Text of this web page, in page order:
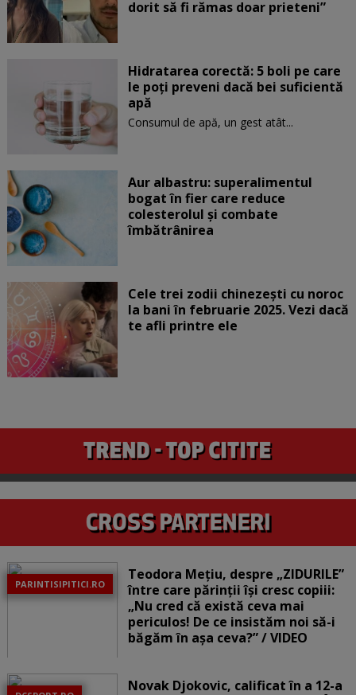
dorit să fi rămas doar prieteni”
Hidratarea corectă: 5 boli pe care
le poți preveni dacă bei suficientă
apă
Consumul de apă, un gest atât...
Aur albastru: superalimentul
bogat în fier care reduce
colesterolul și combate
îmbătrânirea
Cele trei zodii chinezești cu noroc
la bani în februarie 2025. Vezi dacă
te afli printre ele
PARINTISIPITICI.RO
Teodora Mețiu, despre „ZIDURILE”
între care părinții își cresc copiii:
„Nu cred că există ceva mai
periculos! De ce insistăm noi să-i
băgăm în așa ceva?” / VIDEO
Novak Djokovic, calificat în a 12-a